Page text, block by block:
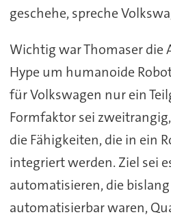
geschehe, spreche
Wichtig war Thomaser die
Hype um humanoide
für Volkswagen nur ein
Formfaktor sei
die Fähigkeiten, die in ein
integriert werden. Ziel sei
automatisieren, die
automatisierbar waren,